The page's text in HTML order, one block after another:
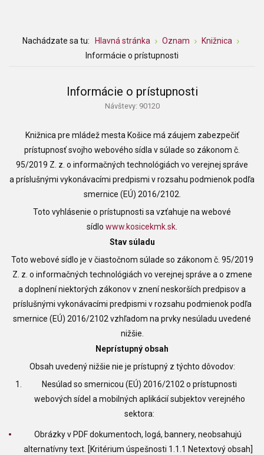
Nachádzate sa tu: Hlavná stránka Oznam
Knižnica
Informácie o prístupnosti
Informácie o prístupnosti
Návštevy: 90120
Knižnica pre mládež mesta Košice má záujem zabezpečiť
prístupnosť svojho webového sídla v súlade so zákonom č.
95/2019 Z. z. o informačných technológiách vo verejnej správe
a príslušnými vykonávacími predpismi v rozsahu podmienok podľa
smernice (EÚ) 2016/2102.
Toto vyhlásenie o prístupnosti sa vzťahuje na webové
sídlo www.kosicekmk.sk
Stav súladu
Toto webové sídlo je v čiastočnom súlade so zákonom č. 95/2019
Z. z. o informačných technológiách vo verejnej správe a o zmene
a doplnení niektorých zákonov v znení neskorších predpisov a
príslušnými vykonávacími predpismi v rozsahu podmienok podľa
smernice (EÚ) 2016/2102 vzhľadom na prvky nesúladu uvedené
nižšie.
Neprístupný obsah
Obsah uvedený nižšie nie je prístupný z týchto dôvodov:
Nesúlad so smernicou (EÚ) 2016/2102 o prístupnosti
webových sídel a mobilných aplikácií subjektov verejného
sektora:
Obrázky v PDF dokumentoch, logá, bannery, neobsahujú
alternatívny text. [Kritérium úspešnosti 1.1.1 Netextový obsah]